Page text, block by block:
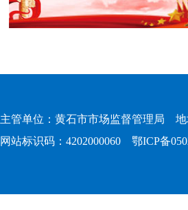
主管单位：黄石市市场监督管理局 地
网站标识码：4202000060 鄂ICP备